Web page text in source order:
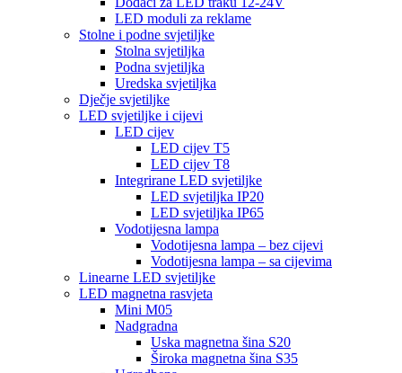
LED moduli za reklame
Stolne i podne svjetiljke
Stolna svjetiljka
Podna svjetiljka
Uredska svjetiljka
Dječje svjetiljke
LED svjetiljke i cijevi
LED cijev
LED cijev T5
LED cijev T8
Integrirane LED svjetiljke
LED svjetiljka IP20
LED svjetiljka IP65
Vodotijesna lampa
Vodotijesna lampa – bez cijevi
Vodotijesna lampa – sa cijevima
Linearne LED svjetiljke
LED magnetna rasvjeta
Mini M05
Nadgradna
Uska magnetna šina S20
Široka magnetna šina S35